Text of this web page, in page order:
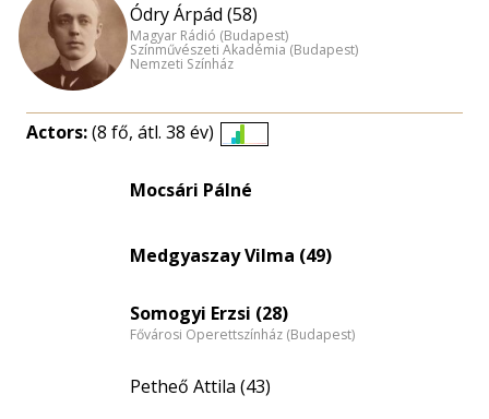
Ódry Árpád (58)
Magyar Rádió (Budapest)
Színművészeti Akadémia (Budapest)
Nemzeti Színház
Actors:(8 fő, átl. 38 év)
eloszlás
Mocsári Pálné
Medgyaszay Vilma (49)
Somogyi Erzsi (28)
Fővárosi Operettszínház (Budapest)
Petheő Attila (43)